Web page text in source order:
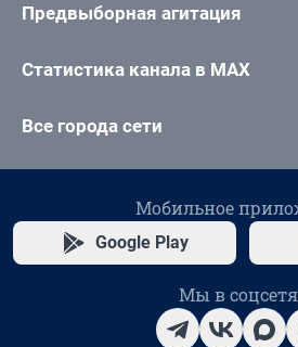
Предвыборная агитация
Статистика канала в MAX
Все города сети
Мобильное
Google Play
Мы в